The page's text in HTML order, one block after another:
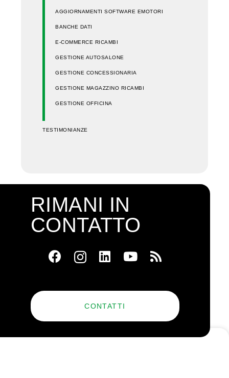
AGGIORNAMENTI SOFTWARE EMOTORI
BANCHE DATI
E-COMMERCE RICAMBI
GESTIONE AUTOSALONE
GESTIONE CONCESSIONARIA
GESTIONE MAGAZZINO RICAMBI
GESTIONE OFFICINA
TESTIMONIANZE
RIMANI IN
CONTATTO
CONTATTI